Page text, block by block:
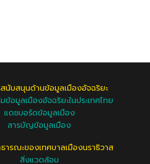
นับสนุนด้านข้อมูลเมืองอัจฉริยะ
อมูลเมืองอัจฉริยะในประเทศไทย
แดชบอร์ดข้อมูลเมือง
สารบัญข้อมูลเมือง
ารณะของเทศบาลเมืองนราธิวาส
สิ่งแวดล้อม